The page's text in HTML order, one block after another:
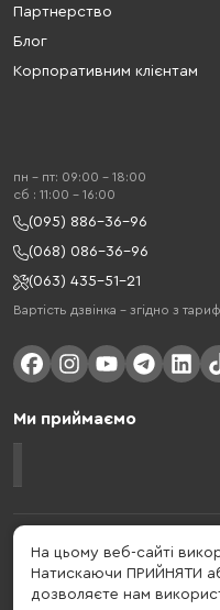
Партнерство
Блог
Корпоративним клієнтам
пн - пт: 09:00 - 18:00
cб : 11:00 - 16:00
(095) 886-36-96
(068) 086-36-96
(063) 435-51-21
Вартість дзвінка – згідно з
Ми приймаємо
Gelius - український бренд,
гаджетів та мобільних
- це набагато більше ніж
собі драйв, радість, швидкість,
На цьому веб-сайті
Натискаючи ПРИЙНЯТИ
дозволяєте нам